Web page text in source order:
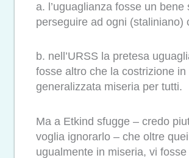
a. l’uguaglianza fosse un bene
perseguire ad ogni (staliniano)
b. nell’URSS la pretesa
fosse altro che la costrizione in
generalizzata miseria per tutti.
Ma a Etkind sfugge – credo
voglia ignorarlo – che oltre
ugualmente in miseria, vi fosse